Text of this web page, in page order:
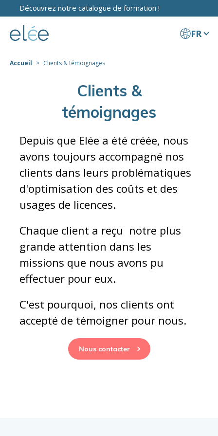
Découvrez notre catalogue de formation !
FR
Accueil Clients & témoignages
Clients &
témoignages
Depuis que Elée a été créée, nous
avons toujours accompagné nos
clients dans leurs problématiques
d'optimisation des coûts et des
usages de licences.
Chaque client a reçu notre plus
grande attention dans les
missions que nous avons pu
effectuer pour eux.
C'est pourquoi, nos clients ont
accepté de témoigner pour nous.
Nous contacter